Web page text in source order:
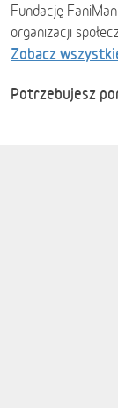
Fundację
organizacji
Zobacz
Potrzebujesz